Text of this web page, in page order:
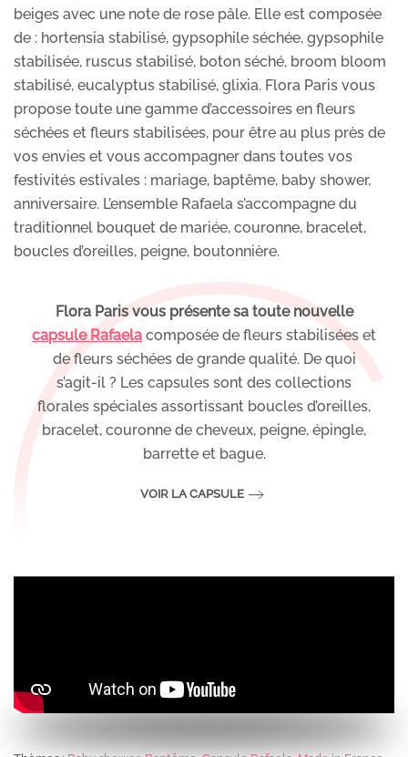
beiges avec une note de rose pâle. Elle est composée
de : hortensia stabilisé, gypsophile séchée, gypsophile
stabilisée, ruscus stabilisé, boton séché, broom bloom
stabilisé, eucalyptus stabilisé, glixia. Flora Paris vous
propose toute une gamme d’accessoires en fleurs
séchées et fleurs stabilisées, pour être au plus près de
vos envies et vous accompagner dans toutes vos
festivités estivales : mariage, baptême, baby shower,
anniversaire. L’ensemble Rafaela s’accompagne du
traditionnel bouquet de mariée, couronne, bracelet,
boucles d’oreilles, peigne, boutonnière.
Flora Paris vous présente sa toute nouvelle
capsule Rafaela composée de fleurs stabilisées et
de fleurs séchées de grande qualité. De quoi
s’agit-il ? Les capsules sont des collections
florales spéciales assortissant boucles d’oreilles,
bracelet, couronne de cheveux, peigne, épingle,
barrette et bague.
VOIR LA CAPSULE